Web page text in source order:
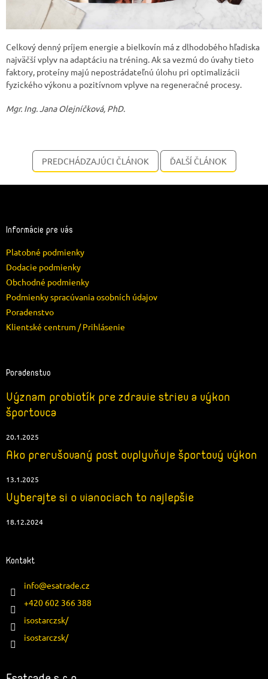
Celkový denný príjem energie a bielkovín má z dlhodobého hľadiska
najväčší vplyv na adaptáciu na tréning. Ak sa vezmú do úvahy tieto
faktory, proteíny majú nepostrádateľnú úlohu pri optimalizácii
fyzického výkonu a pozitívnom vplyve na regeneračné procesy.
Mgr. Ing. Jana Olejníčková, PhD.
PREDCHÁDZAJÚCI ČLÁNOK ĎALŠÍ ČLÁNOK
Z
Informácie pre vás
Platobné podmienky
Dodacie podmienky
Obchodné podmienky
Podmienky spracúvania osobních údajov
Poradenstvo
Klientské centrum / Prihlásenie
Poradenstvo
Význam probiotík pre zdravie striev a výkon
športovca
20.1.2025
Ako prerušovaný post ovplyvňuje športový výkon
13.1.2025
Vyberajte si o vianociach to najlepšie
18.12.2024
Kontakt
info@esatrade.cz
+420 602 366 388
isostarczsk/
isostarczsk/